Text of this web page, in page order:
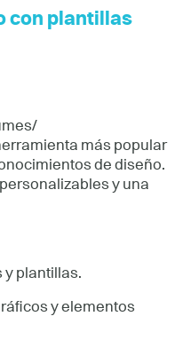
con plantillas
más popular
de diseño.
y una
y plantillas.
y elementos